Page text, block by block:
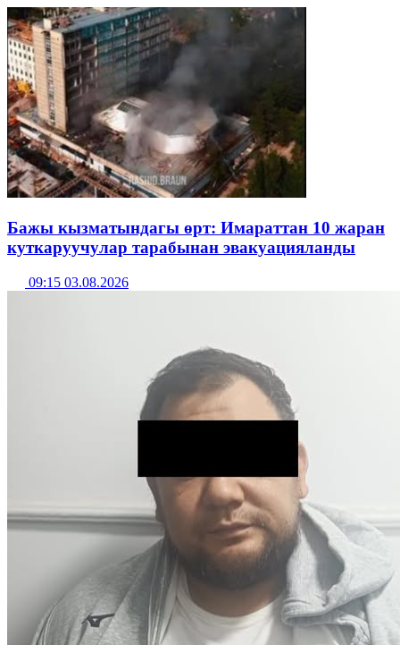
Бажы кызматындагы өрт: Имараттан 10 жаран
куткаруучулар тарабынан эвакуацияланды
09:15 03.08.2026